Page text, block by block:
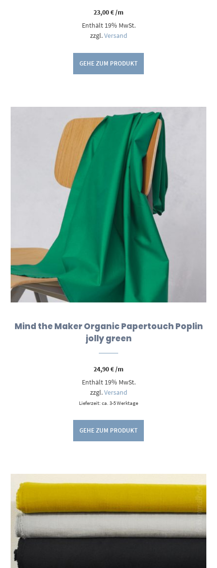
23,00€/m
Enthält 19% MwSt.
zzgl.Versand
GEHE ZUM PRODUKT
Mind the Maker Organic Papertouch Poplin
jolly green
24,90€/m
Enthält 19% MwSt.
zzgl.Versand
Lieferzeit: ca. 3-5 Werktage
GEHE ZUM PRODUKT